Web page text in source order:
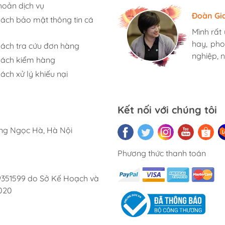
dịch vụ
bảo mật thông tin cá
tra cứu đơn hàng
kiểm hàng
xử lý khiếu nại
Hương
Mình rất
hay,
nghiệp,
Đoàn
Mình rất
hay,
nghiệp,
Ngọc
Mình rất
hay,
nghiệp,
Ngọc Hà, Hà Nội
do Sở Kế Hoạch và
Kết nối với chúng tôi
Phương thức thanh toán